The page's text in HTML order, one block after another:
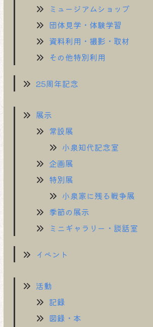
ミュージアムショップ
団体見学・体験学習
資料利用・撮影・取材
その他特別利用
25周年記念
展示
常設展
小泉知代記念室
企画展
特別展
小泉家に残る戦争展
季節の展示
ミニギャラリー・談話室
イベント
活動
記録
図録・本